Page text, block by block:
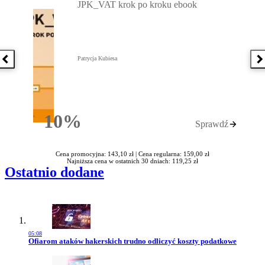
Poprzednia książka
10%Rabatu
JPK_VAT krok po kroku ebook
Patrycja Kubiesa
Sprawdź
Cena promocyjna: 143,10 zł | Cena regularna: 159,00 zł
Najniższa cena w ostatnich 30 dniach: 119,25 zł
Ostatnio dodane
05:08
Przejdź do artykułu:
Ofiarom ataków hakerskich trudno odliczyć koszty podatkowe